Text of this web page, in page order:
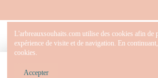
L'arbreauxsouhaits.com utilise des cookies afin de
expérience de visite et de navigation. En
cookies.
Accepter